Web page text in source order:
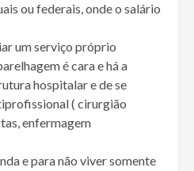
ou federais, onde o salário
um serviço próprio
é cara e há a
hospitalar e de se
( cirurgião
enfermagem
e para não viver somente